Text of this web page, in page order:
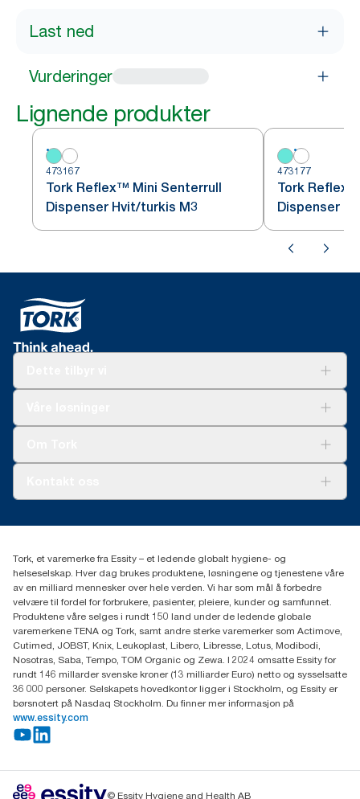
Last ned
Vurderinger
Lignende produkter
473167
Tork Reflex™ Mini Senterrull
Dispenser Hvit/turkis M3
473177
Tork
Dispenser
(+47) 22 70 62 00
Fredrik Selmers vei 6
0603 OSLO
Tork, et varemerke fra Essity – et ledende globalt hygiene- og
helseselskap. Hver dag brukes produktene, løsningene og tjenestene våre
av en milliard mennesker over hele verden. Vi har som mål å forbedre
velvære til fordel for forbrukere, pasienter, pleiere, kunder og samfunnet.
Produktene våre selges i rundt 150 land under de ledende globale
varemerkene TENA og Tork, samt andre sterke varemerker som Actimove,
Cutimed, JOBST, Knix, Leukoplast, Libero, Libresse, Lotus, Modibodi,
Nosotras, Saba, Tempo, TOM Organic og Zewa. I 2024 omsatte Essity for
rundt 146 millarder svenske kroner (13 milliarder Euro) netto og sysselsatte
36 000 personer. Selskapets hovedkontor ligger i Stockholm, og Essity er
børsnotert på Nasdaq Stockholm. Du finner mer informasjon på
www.essity.com
© Essity Hygiene and Health AB